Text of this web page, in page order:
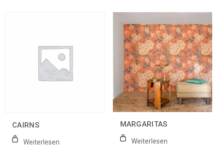
CAIRNS
Weiterlesen
MARGARITAS
Weiterlesen